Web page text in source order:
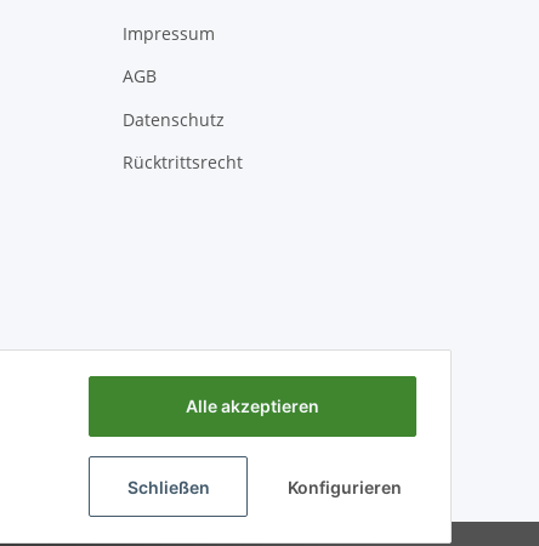
Impressum
AGB
Datenschutz
Rücktrittsrecht
Alle akzeptieren
Schließen Konfigurieren